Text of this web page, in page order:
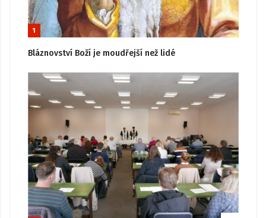
1
Bláznovství Boží je moudřejší než lidé